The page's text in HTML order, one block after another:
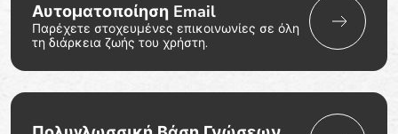
Αυτοματοποίηση Email
Παρέχετε στοχευμένες επικοινωνίες σε όλη
τη διάρκεια ζωής του χρήστη.